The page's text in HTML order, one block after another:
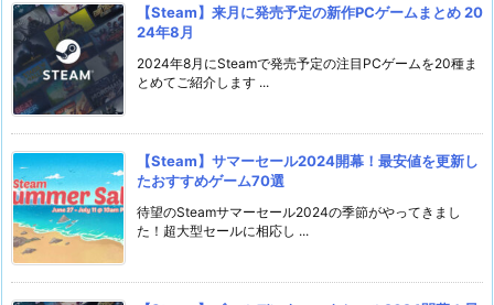
【Steam】来月に発売予定の新作PCゲームまとめ 20
24年8月
2024年8月にSteamで発売予定の注目PCゲームを20種ま
とめてご紹介します ...
【Steam】サマーセール2024開幕！最安値を更新し
たおすすめゲーム70選
待望のSteamサマーセール2024の季節がやってきまし
た！超大型セールに相応し ...